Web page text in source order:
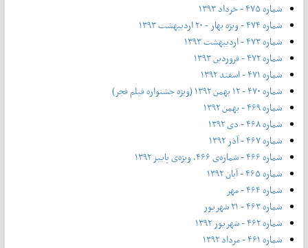
شماره ۴۷۵ - خرداد ۱۳۹۳
شماره ۴۷۴ - ویژه بهار - ۲۰ اردیبهشت ۱۳۹۳
شماره ۴۷۳ - اردیبهشت ۱۳۹۳
شماره ۴۷۲ - فروردین ۱۳۹۳
شماره ۴۷۱ - اسفند ۱۳۹۲
شماره ۴۷۰ - ۱۲ بهمن ۱۳۹۲ (ویژه جشنواره فیلم فجر)
شماره ۴۶۹ - بهمن ۱۳۹۲
شماره ۴۶۸ - دی ۱۳۹۲
شماره ۴۶۷ - آذر ۱۳۹۲
شماره ۴۶۶ - شماره‌ی ۴۶۶، ویژه‌ی پاییز ۱۳۹۲
شماره ۴۶۵ - آبان ۱۳۹۲
شماره ۴۶۴ - مهر
شماره ۴۶۳ - ۲۱ شهریور
شماره ۴۶۲ - شهریور ۱۳۹۲
شماره ۴۶۱ - مرداد ۱۳۹۲